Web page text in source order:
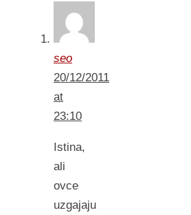
seo
20/12/2011
at
23:10
Istina,
ali
ovce
uzgajaju